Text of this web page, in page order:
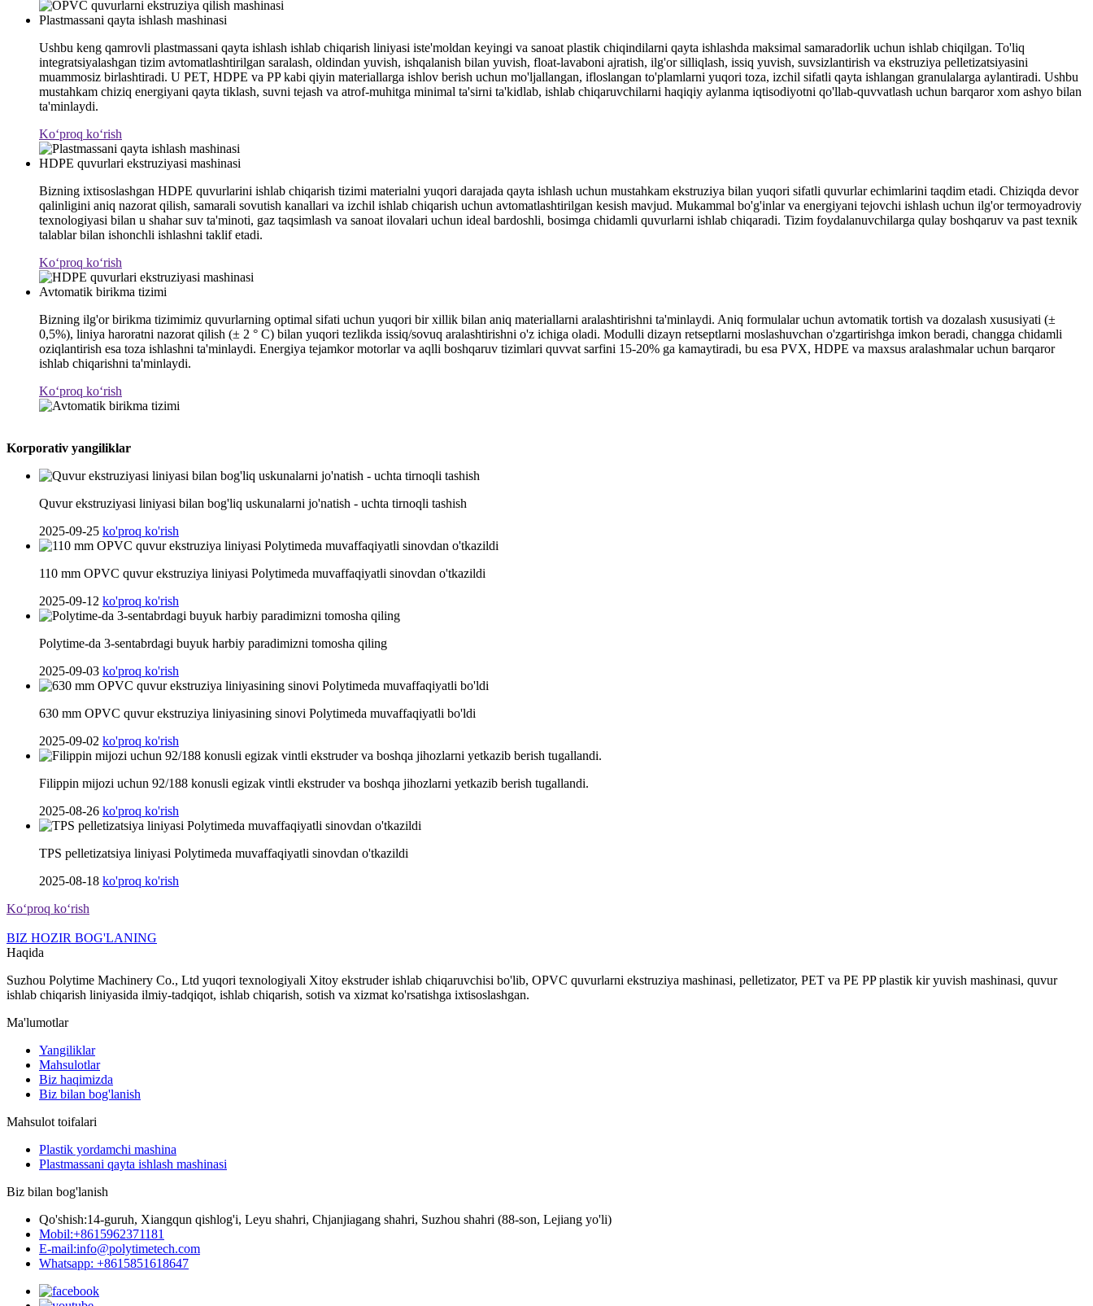
Plastmassani qayta ishlash mashinasi
Ushbu keng qamrovli plastmassani qayta ishlash ishlab chiqarish liniyasi iste'moldan keyingi va sanoat plastik chiqindilarni qayta ishlashda maksimal samaradorlik uchun ishlab chiqilgan. To'liq
integratsiyalashgan tizim avtomatlashtirilgan saralash, oldindan yuvish, ishqalanish bilan yuvish, float-lavaboni ajratish, ilg'or silliqlash, issiq yuvish, suvsizlantirish va ekstruziya pelletizatsiyasini
muammosiz birlashtiradi. U PET, HDPE va PP kabi qiyin materiallarga ishlov berish uchun mo'ljallangan, ifloslangan to'plamlarni yuqori toza, izchil sifatli qayta ishlangan granulalarga aylantiradi. Ushbu
mustahkam chiziq energiyani qayta tiklash, suvni tejash va atrof-muhitga minimal ta'sirni ta'kidlab, ishlab chiqaruvchilarni haqiqiy aylanma iqtisodiyotni qo'llab-quvvatlash uchun barqaror xom ashyo bilan
ta'minlaydi.
Koʻproq koʻrish
HDPE quvurlari ekstruziyasi mashinasi
Bizning ixtisoslashgan HDPE quvurlarini ishlab chiqarish tizimi materialni yuqori darajada qayta ishlash uchun mustahkam ekstruziya bilan yuqori sifatli quvurlar echimlarini taqdim etadi. Chiziqda devor
qalinligini aniq nazorat qilish, samarali sovutish kanallari va izchil ishlab chiqarish uchun avtomatlashtirilgan kesish mavjud. Mukammal bo'g'inlar va energiyani tejovchi ishlash uchun ilg'or termoyadroviy
texnologiyasi bilan u shahar suv ta'minoti, gaz taqsimlash va sanoat ilovalari uchun ideal bardoshli, bosimga chidamli quvurlarni ishlab chiqaradi. Tizim foydalanuvchilarga qulay boshqaruv va past texnik
talablar bilan ishonchli ishlashni taklif etadi.
Koʻproq koʻrish
Avtomatik birikma tizimi
Bizning ilg'or birikma tizimimiz quvurlarning optimal sifati uchun yuqori bir xillik bilan aniq materiallarni aralashtirishni ta'minlaydi. Aniq formulalar uchun avtomatik tortish va dozalash xususiyati (±
0,5%), liniya haroratni nazorat qilish (± 2 ° C) bilan yuqori tezlikda issiq/sovuq aralashtirishni o'z ichiga oladi. Modulli dizayn retseptlarni moslashuvchan o'zgartirishga imkon beradi, changga chidamli
oziqlantirish esa toza ishlashni ta'minlaydi. Energiya tejamkor motorlar va aqlli boshqaruv tizimlari quvvat sarfini 15-20% ga kamaytiradi, bu esa PVX, HDPE va maxsus aralashmalar uchun barqaror
ishlab chiqarishni ta'minlaydi.
Koʻproq koʻrish
Korporativ yangiliklar
Quvur ekstruziyasi liniyasi bilan bog'liq uskunalarni jo'natish - uchta tirnoqli tashish
2025-09-25 ko'proq ko'rish
110 mm OPVC quvur ekstruziya liniyasi Polytimeda muvaffaqiyatli sinovdan o'tkazildi
2025-09-12 ko'proq ko'rish
Polytime-da 3-sentabrdagi buyuk harbiy paradimizni tomosha qiling
2025-09-03 ko'proq ko'rish
630 mm OPVC quvur ekstruziya liniyasining sinovi Polytimeda muvaffaqiyatli bo'ldi
2025-09-02 ko'proq ko'rish
Filippin mijozi uchun 92/188 konusli egizak vintli ekstruder va boshqa jihozlarni yetkazib berish tugallandi.
2025-08-26 ko'proq ko'rish
TPS pelletizatsiya liniyasi Polytimeda muvaffaqiyatli sinovdan o'tkazildi
2025-08-18 ko'proq ko'rish
Koʻproq koʻrish
BIZ HOZIR BOG'LANING
Haqida
Suzhou Polytime Machinery Co., Ltd yuqori texnologiyali Xitoy ekstruder ishlab chiqaruvchisi bo'lib, OPVC quvurlarni ekstruziya mashinasi, pelletizator, PET va PE PP plastik kir yuvish mashinasi, quvur
ishlab chiqarish liniyasida ilmiy-tadqiqot, ishlab chiqarish, sotish va xizmat ko'rsatishga ixtisoslashgan.
Ma'lumotlar
Yangiliklar
Mahsulotlar
Biz haqimizda
Biz bilan bog'lanish
Mahsulot toifalari
Plastik yordamchi mashina
Plastmassani qayta ishlash mashinasi
Biz bilan bog'lanish
Qo'shish:14-guruh, Xiangqun qishlog'i, Leyu shahri, Chjanjiagang shahri, Suzhou shahri (88-son, Lejiang yo'li)
Mobil:+8615962371181
E-mail:info@polytimetech.com
Whatsapp: +8615851618647